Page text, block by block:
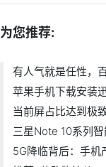
为您推荐:
有人气就是任性，
苹果手机下载安装
当前屏占比达到极
三星Note 10系列
5G降临背后：手机